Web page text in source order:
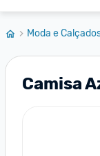
Moda e
Camisa